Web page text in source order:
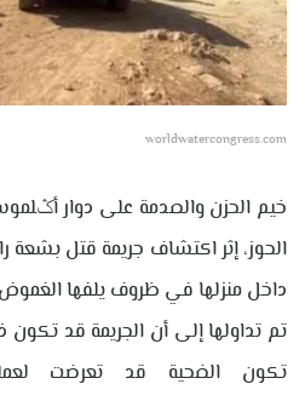
worldwatercongress.com
خيم الحزن والصدمة على دوار
الحوز، إثر اكتشاف جريمة قتل بشعة
داخل منزلها في ظروف يلفها
تم تداولها إلى أن الجريمة قد تكون
تكون الضحية قد تعرضت